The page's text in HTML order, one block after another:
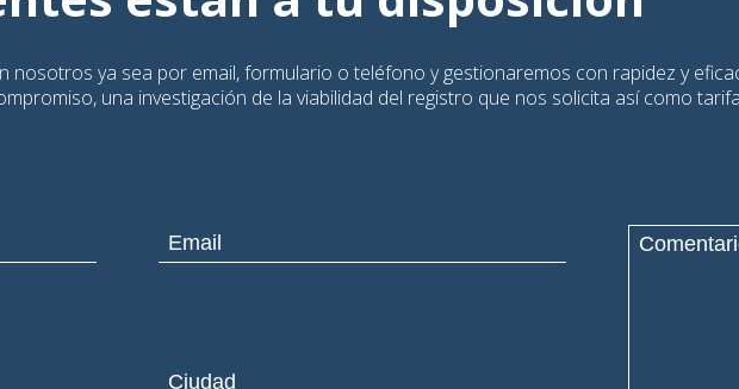
nosotros ya sea por email, formulario o teléfono y gestionaremos con rapidez y
una investigación de la viabilidad del registro que nos solicita así como